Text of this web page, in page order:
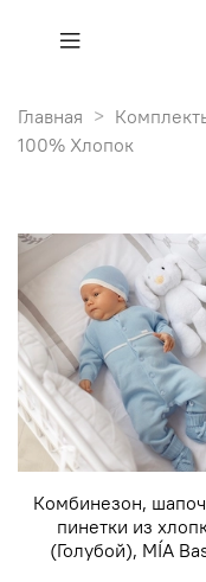
Главная
100% Хлопок
Комбинезон,
пинетки из
(Голубой), MÍA